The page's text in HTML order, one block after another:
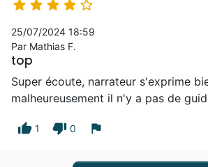
    
25/07/2024 18:59
Par Mathias F.
top
Super écoute, narrateur s'exprime
malheureusement il n'y a pas de
thumb_up 1 thumb_down 0 flag